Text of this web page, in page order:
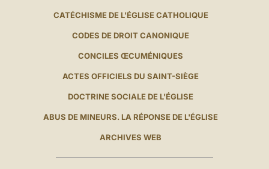
CATÉCHISME DE L'ÉGLISE CATHOLIQUE
CODES DE DROIT CANONIQUE
CONCILES ŒCUMÉNIQUES
ACTES OFFICIELS DU SAINT-SIÈGE
DOCTRINE SOCIALE DE L'ÉGLISE
ABUS DE MINEURS. LA RÉPONSE DE L'ÉGLISE
ARCHIVES WEB